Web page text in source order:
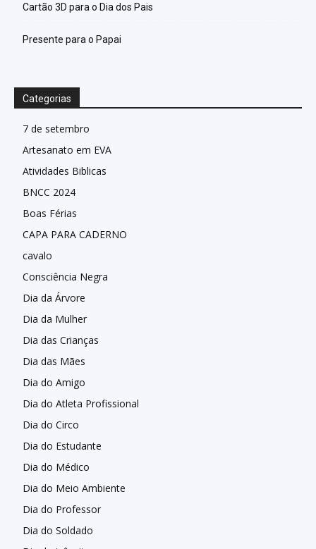
Cartão 3D para o Dia dos Pais
Presente para o Papai
Categorias
7 de setembro
Artesanato em EVA
Atividades Biblicas
BNCC 2024
Boas Férias
CAPA PARA CADERNO
cavalo
Consciência Negra
Dia da Árvore
Dia da Mulher
Dia das Crianças
Dia das Mães
Dia do Amigo
Dia do Atleta Profissional
Dia do Circo
Dia do Estudante
Dia do Médico
Dia do Meio Ambiente
Dia do Professor
Dia do Soldado